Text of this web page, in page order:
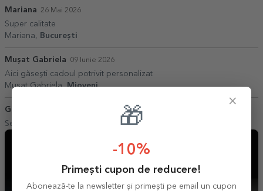
Mariana 26 Mai 2026
Super calitate
Mariana,
București
Mușat Gabriela 09 Iunie 2026
Aici găsești cadoul potrivit personalizat
Mușat Gabriela,Mioveni
Gabriel
Serviciu de calitate,la un preț corect
×
🎁
-10%
Primești cupon de reducere!
Abonează-te la newsletter și primești pe email un cupon